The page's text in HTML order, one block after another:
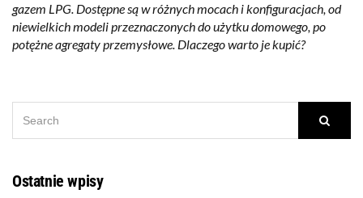
gazem LPG. Dostępne są w różnych mocach i konfiguracjach, od
niewielkich modeli przeznaczonych do użytku domowego, po
potężne agregaty przemysłowe. Dlaczego warto je kupić?
Ostatnie wpisy